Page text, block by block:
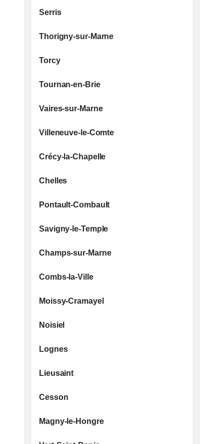
Serris
Thorigny-sur-Marne
Torcy
Tournan-en-Brie
Vaires-sur-Marne
Villeneuve-le-Comte
Crécy-la-Chapelle
Chelles
Pontault-Combault
Savigny-le-Temple
Champs-sur-Marne
Combs-la-Ville
Moissy-Cramayel
Noisiel
Lognes
Lieusaint
Cesson
Magny-le-Hongre
ON VOUS RAPPELLE
dessous et on vous rappellera rapidement.